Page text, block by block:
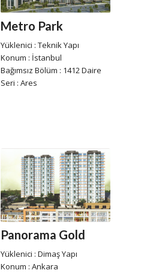
Metro Park
Yüklenici : Teknik Yapı
Konum : İstanbul
Bağımsız Bölüm : 1412 Daire
Seri : Ares
Panorama Gold
Yüklenici : Dimaş Yapı
Konum : Ankara